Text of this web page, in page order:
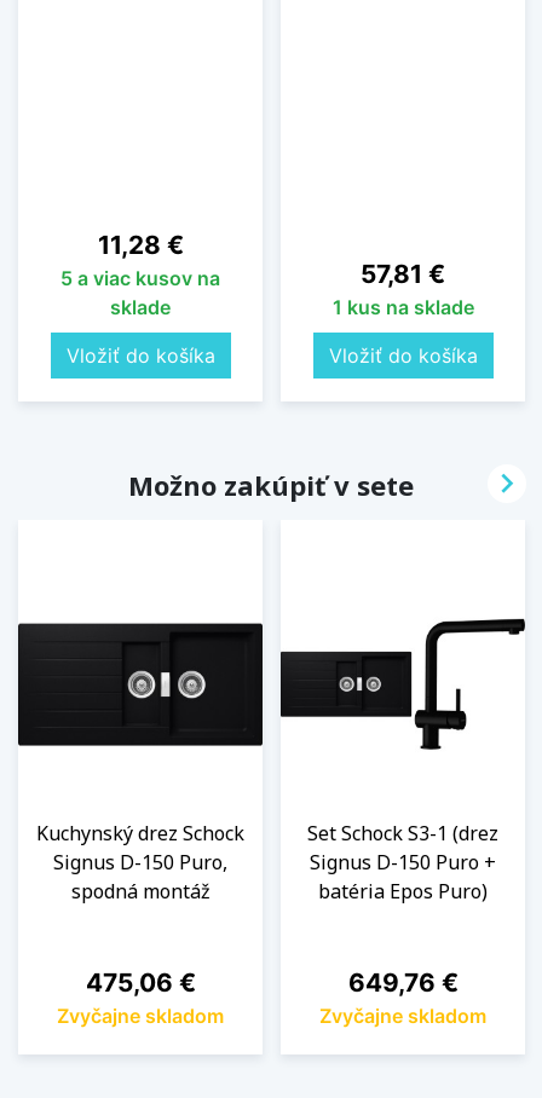
Cena
11,28 €
5 a viac kusov na
sklade
Vložiť do košíka
Cena
57,81 €
1 kus na sklade
Vložiť do košíka
Možno zakúpiť v sete
Kuchynský drez Schock
Signus D-150 Puro,
spodná montáž
Cena
475,06 €
Zvyčajne skladom
Set Schock S3-1 (drez
Signus D-150 Puro +
batéria Epos Puro)
Cena
649,76 €
Zvyčajne skladom
